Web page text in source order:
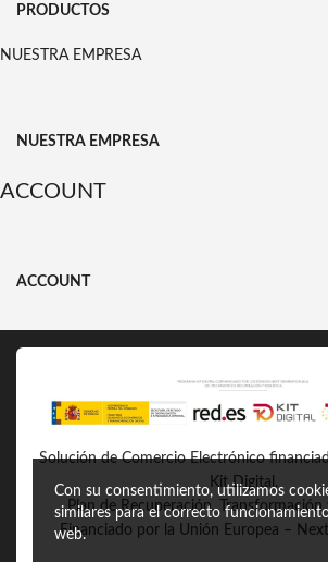
Con su consentimiento, utilizamos
similares para el correcto
web.
PRODUCTOS
NUESTRA EMPRESA
NUESTRA EMPRESA
ACCOUNT
ACCOUNT
Solución de Comercio Electrónico
Kit Digital.
Plan de Recuperación, Transformación
Financiado por la Unión Europea –